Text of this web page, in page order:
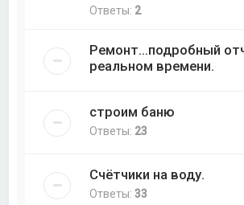
Ответы: 2
Ремонт...подробный
реальном времени.
строим баню
Ответы: 23
Счётчики на воду.
Ответы:33